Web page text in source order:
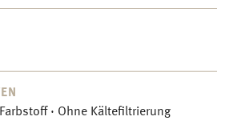
· Ohne Kältefiltrierung